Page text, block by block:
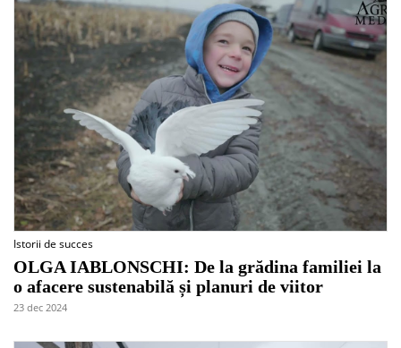
Istorii de succes
OLGA IABLONSCHI: De la grădina familiei la
o afacere sustenabilă și planuri de viitor
23 dec 2024